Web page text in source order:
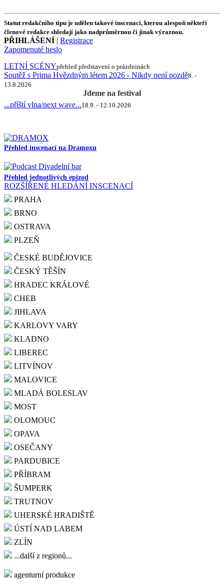
Statut redakčního tipu je udělen takové inscenaci, kterou alespoň někteří
členové redakce shledají jako nadprůměrnou či jinak výraznou.
PŘIHLÁŠENÍ | Registrace
Zapomenuté heslo
LETNÍ SCÉNYpřehled představení o prázdninách
Soutěž s Prima Hvězdným létem 2026 - Nikdy není pozdě8. -
13.8.2026
Jdeme na festival
...příští vlna/next wave...18.9. - 12.10.2026
Přehled inscenací na Dramoxu
Přehled jednotlivých epizod
ROZŠÍŘENÉ HLEDÁNÍ INSCENACÍ
PRAHA
BRNO
OSTRAVA
PLZEŇ
ČESKÉ BUDĚJOVICE
ČESKÝ TĚŠÍN
HRADEC KRÁLOVÉ
CHEB
JIHLAVA
KARLOVY VARY
KLADNO
LIBEREC
LITVÍNOV
MALOVICE
MLADÁ BOLESLAV
MOST
OLOMOUC
OPAVA
OSEČANY
PARDUBICE
PŘÍBRAM
ŠUMPERK
TRUTNOV
UHERSKÉ HRADIŠTĚ
ÚSTÍ NAD LABEM
ZLÍN
...další z regionů...
agenturní produkce